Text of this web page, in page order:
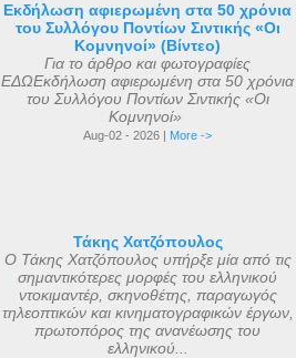
Εκδήλωση αφιερωμένη στα 50 χρόνια
του Συλλόγου Ποντίων Σιντικής «Οι
Κομνηνοί» (Βίντεο)
Για το άρθρο και φωτογραφίες
ΕΔΩΕκδήλωση αφιερωμένη στα 50 χρόνια
του Συλλόγου Ποντίων Σιντικής «Οι
Κομνηνοί»
Aug-02 - 2026 | More ->
Τάκης Χατζόπουλος
Ο Τάκης Χατζόπουλος υπήρξε μία από τις
σημαντικότερες μορφές του ελληνικού
ντοκιμαντέρ, σκηνοθέτης, παραγωγός
τηλεοπτικών και κινηματογραφικών έργων,
πρωτοπόρος της ανανέωσης του
ελληνικού...